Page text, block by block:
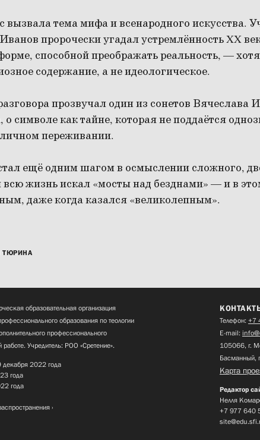
вызвала тема мифа и всенародного искусства.
пророчески угадал устремлённость XX
способной преображать реальность, —
содержание, а не идеологическое.
прозвучал один из сонетов Вячеслава
о символе как тайне, которая не поддаётся
переживании.
ещё одним шагом в осмыслении сложного,
всю жизнь искал «мосты над безднами» — и в
даже когда казался «великолепным».
ТЮРИНА
образовательная организация
образования по теологии
профессионального
Учредитель: РОО «Сретение».
декабря 2022 года
года
года
Телефон: +7
E-mail:
105066, г.
Басманный,
Карта
Редактор
Нелля
+7 977 640